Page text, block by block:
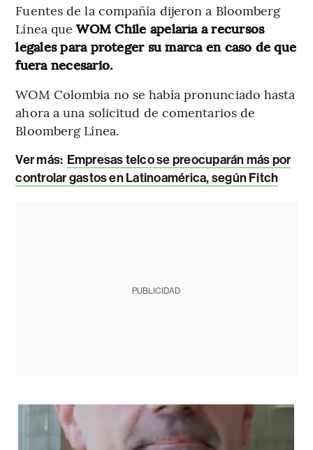
Fuentes de la compañía dijeron a Bloomberg
Línea queWOM Chile apelaría a recursos
legales para proteger su marca en caso de que
fuera necesario.
WOM Colombia no se había pronunciado hasta
ahora a una solicitud de comentarios de
Bloomberg Línea.
Ver más: Empresas telco se preocuparán más por
controlar gastos en Latinoamérica, según Fitch
PUBLICIDAD